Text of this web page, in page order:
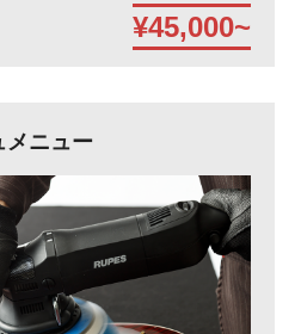
¥45,000~
メニュー